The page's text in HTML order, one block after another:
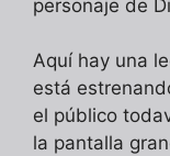
personaje de
Aquí hay una
está
el público
la pantalla